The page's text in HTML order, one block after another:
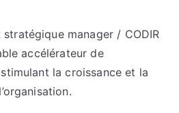
manager / CODIR
accélérateur de
la croissance et la